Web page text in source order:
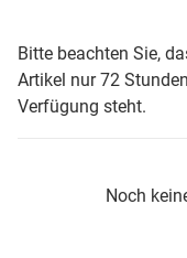
Bitte beachten Sie,
Artikel nur 72
Verfügung steht.
Noch